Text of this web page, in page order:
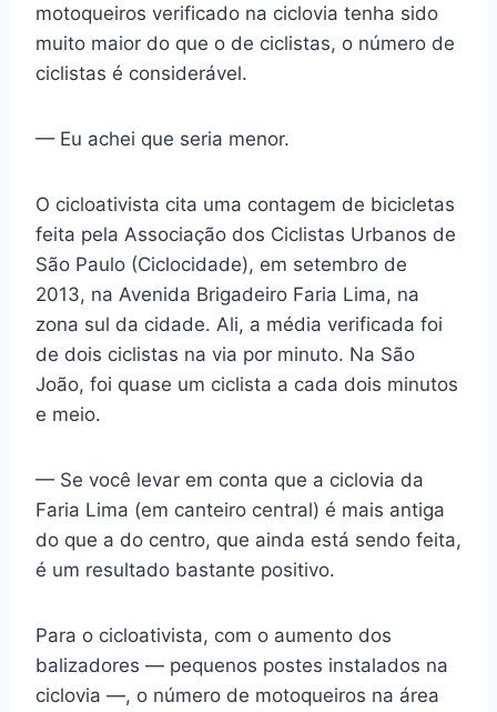
motoqueiros verificado na ciclovia tenha sido
muito maior do que o de ciclistas, o número de
ciclistas é considerável.
— Eu achei que seria menor.
O cicloativista cita uma contagem de bicicletas
feita pela Associação dos Ciclistas Urbanos de
São Paulo (Ciclocidade), em setembro de
2013, na Avenida Brigadeiro Faria Lima, na
zona sul da cidade. Ali, a média verificada foi
de dois ciclistas na via por minuto. Na São
João, foi quase um ciclista a cada dois minutos
e meio.
— Se você levar em conta que a ciclovia da
Faria Lima (em canteiro central) é mais antiga
do que a do centro, que ainda está sendo feita,
é um resultado bastante positivo.
Para o cicloativista, com o aumento dos
balizadores — pequenos postes instalados na
ciclovia —, o número de motoqueiros na área